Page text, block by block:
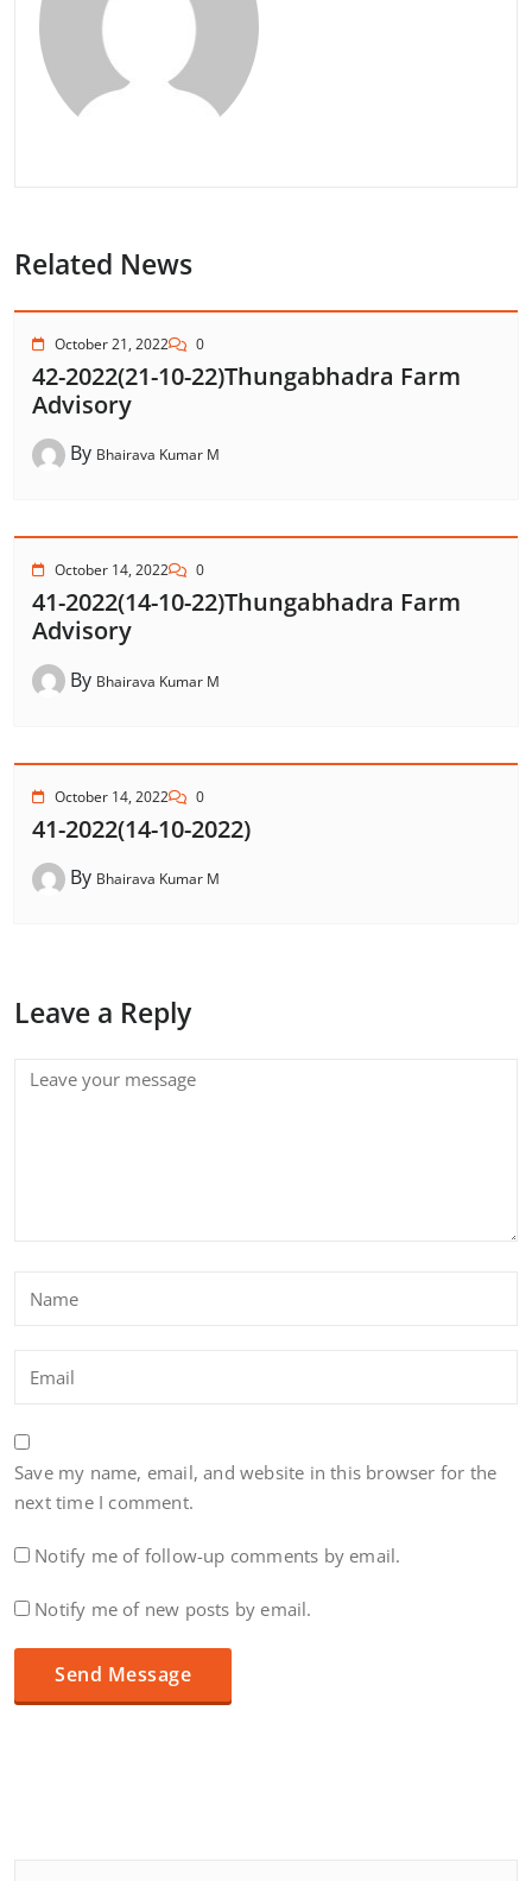
Related News
October 21, 2022 0
42-2022(21-10-22)Thungabhadra Farm
Advisory
By Bhairava Kumar M
October 14, 2022 0
41-2022(14-10-22)Thungabhadra Farm
Advisory
By Bhairava Kumar M
October 14, 2022 0
41-2022(14-10-2022)
By Bhairava Kumar M
Leave a Reply
Save my name, email, and website in this browser for the
next time I comment.
Notify me of follow-up comments by email.
Notify me of new posts by email.